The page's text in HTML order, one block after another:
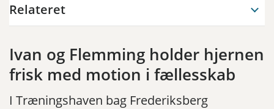
Relateret
Ivan og Flemming holder hjernen
frisk med motion i fællesskab
I Træningshaven bag Frederiksberg